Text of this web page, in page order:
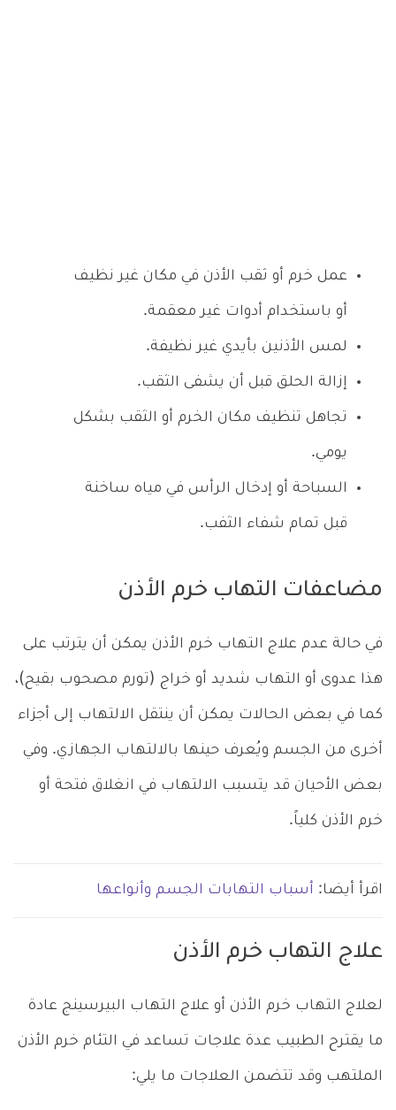
عمل خرم أو ثقب الأذن في مكان غير نظيف
أو باستخدام أدوات غير معقمة.
لمس الأذنين بأيدي غير نظيفة.
إزالة الحلق قبل أن يشفى الثقب.
تجاهل تنظيف مكان الخرم أو الثقب بشكل
يومي.
السباحة أو إدخال الرأس في مياه ساخنة
قبل تمام شفاء الثفب.
مضاعفات التهاب خرم الأذن
في حالة عدم علاج التهاب خرم الأذن يمكن أن يترتب على
هذا عدوى أو التهاب شديد أو خراج (تورم مصحوب بقيح)،
كما في بعض الحالات يمكن أن ينتقل الالتهاب إلى أجزاء
أخرى من الجسم ويُعرف حينها بالالتهاب الجهازي. وفي
بعض الأحيان قد يتسبب الالتهاب في انغلاق فتحة أو
خرم الأذن كلياً.
اقرأ أيضا: أسباب التهابات الجسم وأنواعها
علاج التهاب خرم الأذن
لعلاج التهاب خرم الأذن أو علاج التهاب البيرسينج عادة
ما يقترح الطبيب عدة علاجات تساعد في التئام خرم الأذن
الملتهب وقد تتضمن العلاجات ما يلي: